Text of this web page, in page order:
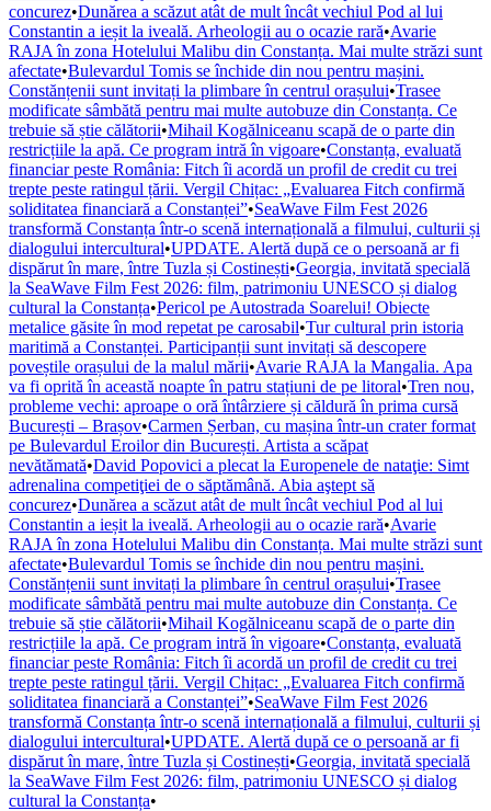
concurez•Dunărea a scăzut atât de mult încât vechiul Pod al lui
Constantin a ieșit la iveală. Arheologii au o ocazie rară•Avarie
RAJA în zona Hotelului Malibu din Constanța. Mai multe străzi sunt
afectate•Bulevardul Tomis se închide din nou pentru mașini.
Constănțenii sunt invitați la plimbare în centrul orașului•Trasee
modificate sâmbătă pentru mai multe autobuze din Constanța. Ce
trebuie să știe călătorii•Mihail Kogălniceanu scapă de o parte din
restricțiile la apă. Ce program intră în vigoare•Constanța, evaluată
financiar peste România: Fitch îi acordă un profil de credit cu trei
trepte peste ratingul țării. Vergil Chițac: „Evaluarea Fitch confirmă
soliditatea financiară a Constanței”•SeaWave Film Fest 2026
transformă Constanța într-o scenă internațională a filmului, culturii și
dialogului intercultural•UPDATE. Alertă după ce o persoană ar fi
dispărut în mare, între Tuzla și Costinești•Georgia, invitată specială
la SeaWave Film Fest 2026: film, patrimoniu UNESCO și dialog
cultural la Constanța•Pericol pe Autostrada Soarelui! Obiecte
metalice găsite în mod repetat pe carosabil•Tur cultural prin istoria
maritimă a Constanței. Participanții sunt invitați să descopere
poveștile orașului de la malul mării•Avarie RAJA la Mangalia. Apa
va fi oprită în această noapte în patru stațiuni de pe litoral•Tren nou,
probleme vechi: aproape o oră întârziere și căldură în prima cursă
București – Brașov•Carmen Șerban, cu mașina într-un crater format
pe Bulevardul Eroilor din București. Artista a scăpat
nevătămată•David Popovici a plecat la Europenele de nataţie: Simt
adrenalina competiţiei de o săptămână. Abia aştept să
concurez•Dunărea a scăzut atât de mult încât vechiul Pod al lui
Constantin a ieșit la iveală. Arheologii au o ocazie rară•Avarie
RAJA în zona Hotelului Malibu din Constanța. Mai multe străzi sunt
afectate•Bulevardul Tomis se închide din nou pentru mașini.
Constănțenii sunt invitați la plimbare în centrul orașului•Trasee
modificate sâmbătă pentru mai multe autobuze din Constanța. Ce
trebuie să știe călătorii•Mihail Kogălniceanu scapă de o parte din
restricțiile la apă. Ce program intră în vigoare•Constanța, evaluată
financiar peste România: Fitch îi acordă un profil de credit cu trei
trepte peste ratingul țării. Vergil Chițac: „Evaluarea Fitch confirmă
soliditatea financiară a Constanței”•SeaWave Film Fest 2026
transformă Constanța într-o scenă internațională a filmului, culturii și
dialogului intercultural•UPDATE. Alertă după ce o persoană ar fi
dispărut în mare, între Tuzla și Costinești•Georgia, invitată specială
la SeaWave Film Fest 2026: film, patrimoniu UNESCO și dialog
cultural la Constanța•